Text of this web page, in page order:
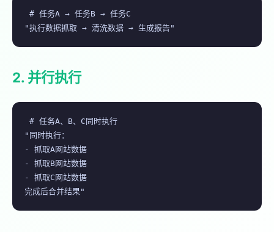
# 任务A → 任务B → 任务C
"执行数据抓取 → 清洗数据 → 生成报告"
2. 并行执行
# 任务A、B、C同时执行
"同时执行：
- 抓取A网站数据
- 抓取B网站数据
- 抓取C网站数据
完成后合并结果"